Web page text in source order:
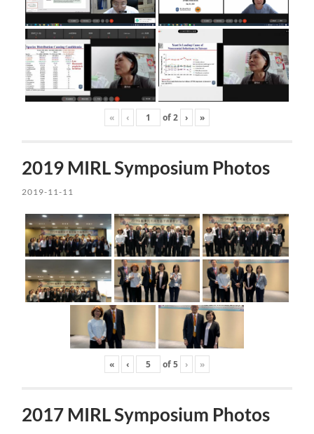
« ‹ of2 › »
2019 MIRL Symposium Photos
2019-11-11
« ‹ of5 › »
2017 MIRL Symposium Photos